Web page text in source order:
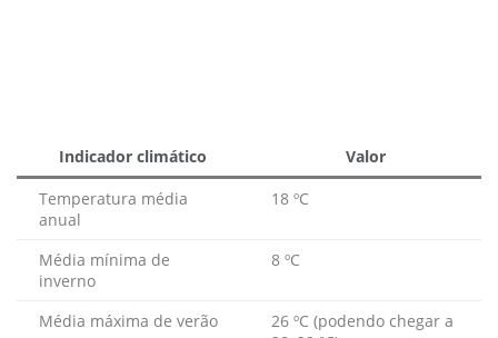
Indicador climático
Valor
Temperatura média
anual
18 ºC
Média mínima de
inverno
8 ºC
Média máxima de verão
26 ºC (podendo chegar a